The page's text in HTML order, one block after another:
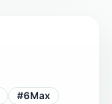
#6Max